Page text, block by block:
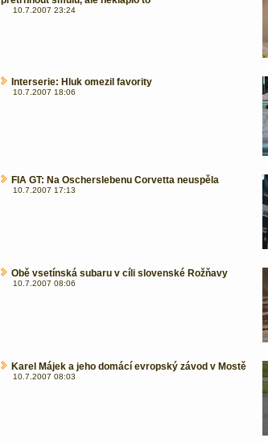
10.7.2007 23:24
Interserie: Hluk omezil favority
10.7.2007 18:06
FIA GT: Na Oscherslebenu Corvetta neuspěla
10.7.2007 17:13
Obě vsetínská subaru v cíli slovenské Rožňavy
10.7.2007 08:06
Karel Májek a jeho domácí evropský závod v Mostě
10.7.2007 08:03